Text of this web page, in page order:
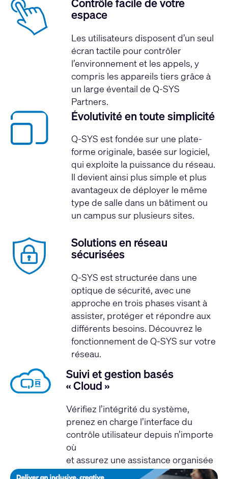
Contrôle facile de votre
espace
Les utilisateurs disposent d’un seul
écran tactile pour contrôler
l’environnement et les appels, y
compris les appareils tiers grâce à
un large éventail de Q-SYS
Partners.
Évolutivité en toute simplicité
Q-SYS est fondée sur une plate-
forme originale, basée sur logiciel,
qui exploite la puissance du réseau.
Il devient ainsi plus simple et plus
avantageux de déployer le même
type de salle dans un bâtiment ou
un campus sur plusieurs sites.
Solutions en réseau
sécurisées
Q-SYS est structurée dans une
optique de sécurité, avec une
approche en trois phases visant à
assister, protéger et répondre aux
différents besoins. Découvrez le
fonctionnement de Q-SYS sur votre
réseau.
Suivi et gestion basés
« Cloud »
Vérifiez l’intégrité du système,
prenez en charge l’interface du
contrôle utilisateur depuis n’importe
où
et assurez une assistance organisée
à distance avec Q-SYS Reflect.